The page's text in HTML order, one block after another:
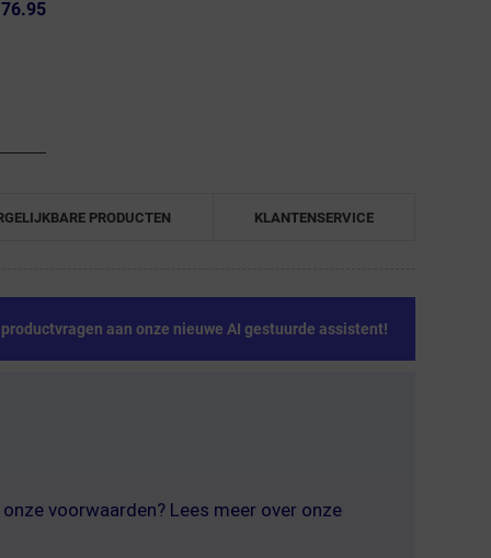
76.95
PRODUCTEN KLANTENSERVICE
aan onze nieuwe AI gestuurde assistent!
voorwaarden? Lees meer over onze